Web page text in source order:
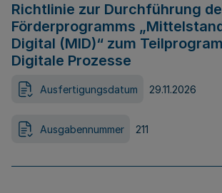
Richtlinie zur Durchführung
Förderprogramms
Digital (MID)“ zum
Digitale Prozesse
Ausfertigungsdatum 29.11.2026
Ausgabennummer 211